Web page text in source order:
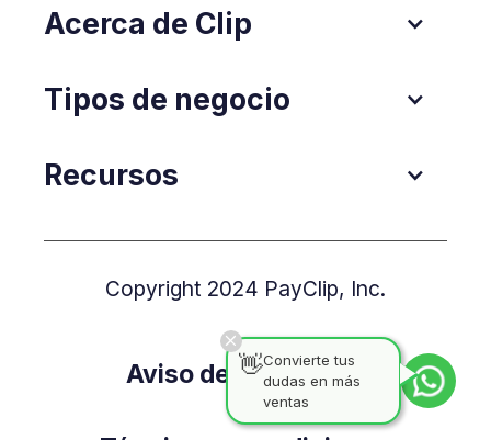
Acerca de Clip
Tipos de negocio
Recursos
Copyright 2024 PayClip, Inc.
Aviso de Privacidad
👋Convierte tus
dudas en más
ventas